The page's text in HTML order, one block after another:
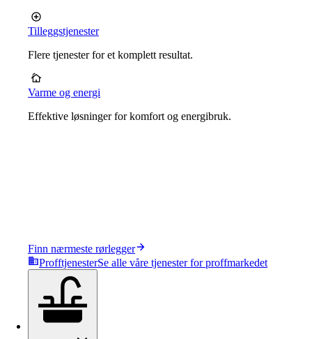
Tilleggstjenester
Flere tjenester for et komplett resultat.
Varme og energi
Effektive løsninger for komfort og energibruk.
Finn nærmeste rørlegger
ProfftjenesterSe alle våre tjenester for proffmarkedet